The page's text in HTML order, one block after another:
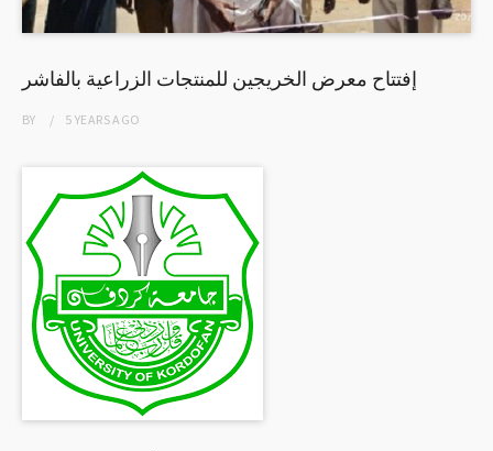
إفتتاح معرض الخريجين للمنتجات الزراعية بالفاشر
BY 5 YEARSAGO